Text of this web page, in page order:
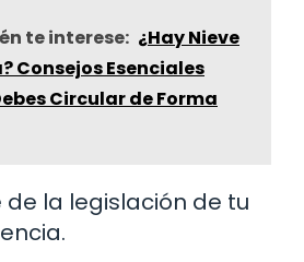
te interese: ¿Hay Nieve
Consejos Esenciales
Circular de Forma
de la legislación de tu